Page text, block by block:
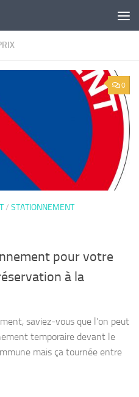
0
/ STATIONNEMENT
pour votre
à la
saviez-vous que l’on peut
temporaire devant le
mais ça tournée entre